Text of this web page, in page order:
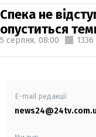
Спека не
опуститься
5 серпня, 08:00 1336
E-mail редакції